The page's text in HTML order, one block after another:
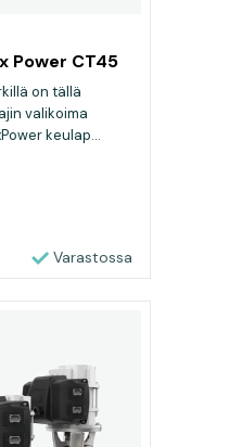
Power CT45
on tällä
valikoima
keulap...
Varastossa